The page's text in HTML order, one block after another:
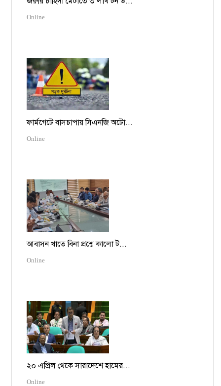
Online
ফার্মগেটে বাসচাপায় সিএনজি অটো...
Online
আবাসন খাতে বিনা প্রশ্নে কালো ট...
Online
২০ এপ্রিল থেকে সারাদেশে হামের...
Online